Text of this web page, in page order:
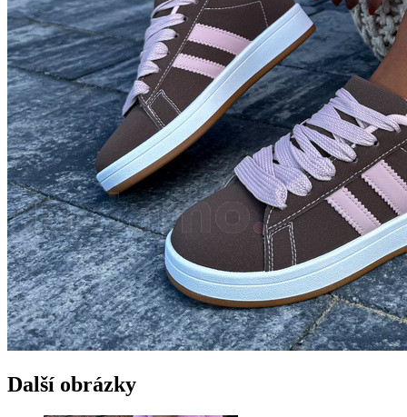
Další obrázky